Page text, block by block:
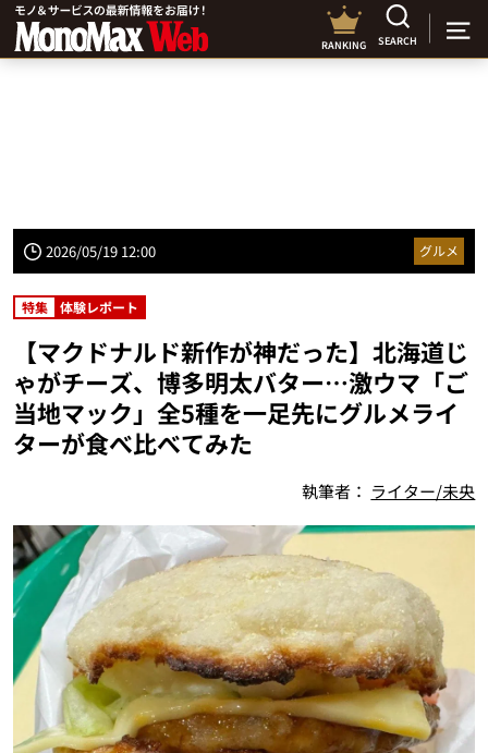
RANKING SEARCH
2026/05/19 12:00 グルメ
特集 体験レポート
【マクドナルド新作が神だった】北海道じ
ゃがチーズ、博多明太バター…激ウマ「ご
当地マック」全5種を一足先にグルメライ
ターが食べ比べてみた
執筆者： ライター/未央